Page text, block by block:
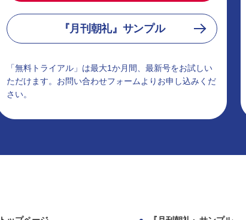
『月刊朝礼』サンプル
「無料トライアル」は最大1か月間、最新号をお試しい
ただけます。お問い合わせフォームよりお申し込みくだ
さい。